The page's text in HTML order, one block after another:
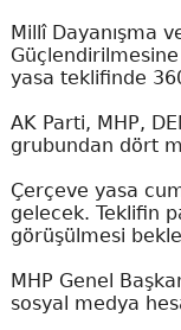
Millî Dayanışma
Güçlendirilmesine
yasa teklifinde
AK Parti, MHP,
grubundan dört
Çerçeve yasa
gelecek. Teklifin
görüşülmesi
MHP Genel
sosyal medya